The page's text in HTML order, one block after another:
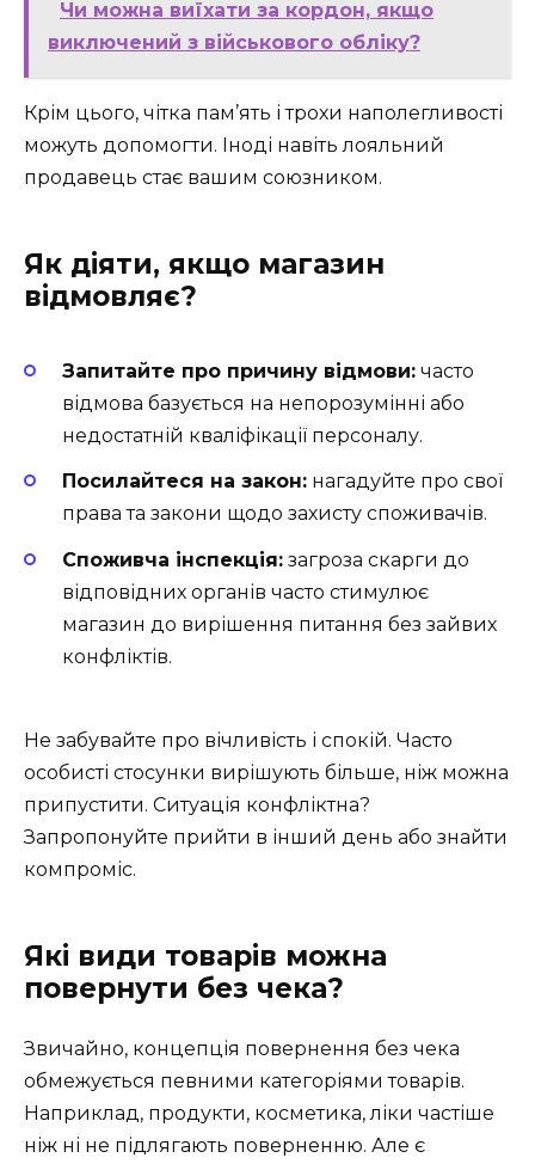
Чи можна виїхати за кордон, якщо
виключений з військового обліку?
Крім цього, чітка пам’ять і трохи наполегливості
можуть допомогти. Іноді навіть лояльний
продавець стає вашим союзником.
Як діяти, якщо магазин
відмовляє?
Запитайте про причину відмови: часто
відмова базується на непорозумінні або
недостатній кваліфікації персоналу.
Посилайтеся на закон: нагадуйте про свої
права та закони щодо захисту споживачів.
Споживча інспекція: загроза скарги до
відповідних органів часто стимулює
магазин до вирішення питання без зайвих
конфліктів.
Не забувайте про вічливість і спокій. Часто
особисті стосунки вирішують більше, ніж можна
припустити. Ситуація конфліктна?
Запропонуйте прийти в інший день або знайти
компроміс.
Які види товарів можна
повернути без чека?
Звичайно, концепція повернення без чека
обмежується певними категоріями товарів.
Наприклад, продукти, косметика, ліки частіше
ніж ні не підлягають поверненню. Але є